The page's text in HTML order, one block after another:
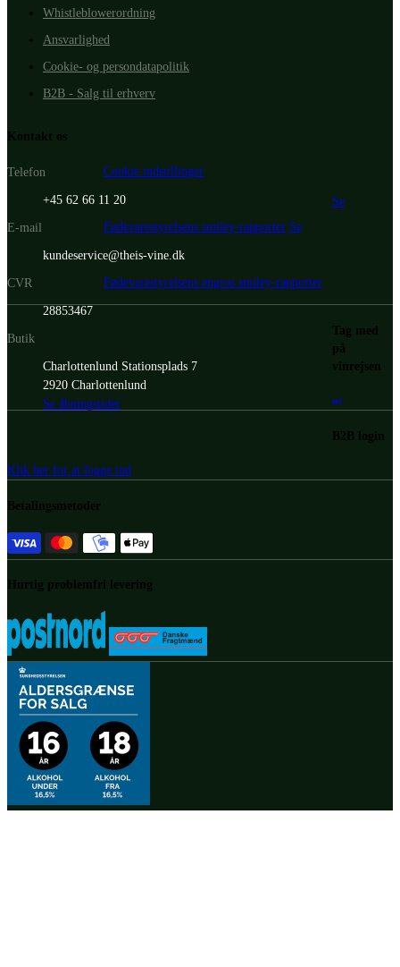
Whistleblowerordning
Ansvarlighed
Cookie- og persondatapolitik
B2B - Salg til erhverv
Kontakt os
Telefon
+45 62 66 11 20
E-mail
kundeservice@theis-vine.dk
CVR
28853467
Butik
Charlottenlund Stationsplads 7
2920 Charlottenlund
Se åbningstider
Cookie indstillinger
Se
Fødevarestyrelsens smiley-rapporter Se
Fødevarestyrelsens engros smiley-rapporter
Tag med
på
vinrejsen
B2B login
Klik her for at logge ind
Betalingsmetoder
Hurtig problemfri levering